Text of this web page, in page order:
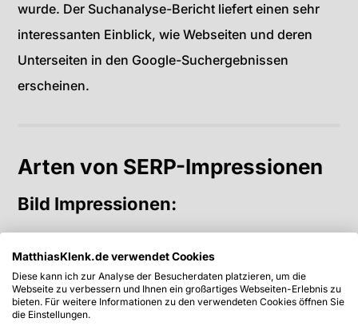
wurde. Der Suchanalyse-Bericht liefert einen sehr
interessanten Einblick, wie Webseiten und deren
Unterseiten in den Google-Suchergebnissen
erscheinen.
Arten von SERP-Impressionen
Bild Impressionen:
entweder die Miniaturansicht oder das maximierte
Bild sehen. Jedoch nur ein Mal pro Hostseiten-URL.
Wenn ein Nutzer also wegscrollt und dann wieder zu
MatthiasKlenk.de verwendet Cookies
Diese kann ich zur Analyse der Besucherdaten platzieren, um die
Webseite zu verbessern und Ihnen ein großartiges Webseiten-Erlebnis zu
bieten. Für weitere Informationen zu den verwendeten Cookies öffnen Sie
die Einstellungen.